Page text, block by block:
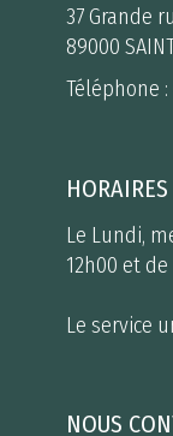
37 Grande
89000
Téléphone :
Le Lundi,
12h00 et de
Le service
NOUS